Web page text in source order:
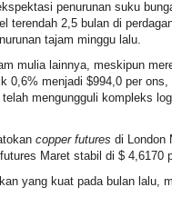
penurunan suku
terendah 2,5 bulan di
tajam minggu lalu.
mulia lainnya, meskipun
0,6% menjadi $994,0 per ons,
mengungguli kompleks
copper futures di London
Maret stabil di $ 4,6170
yang kuat pada bulan lalu,